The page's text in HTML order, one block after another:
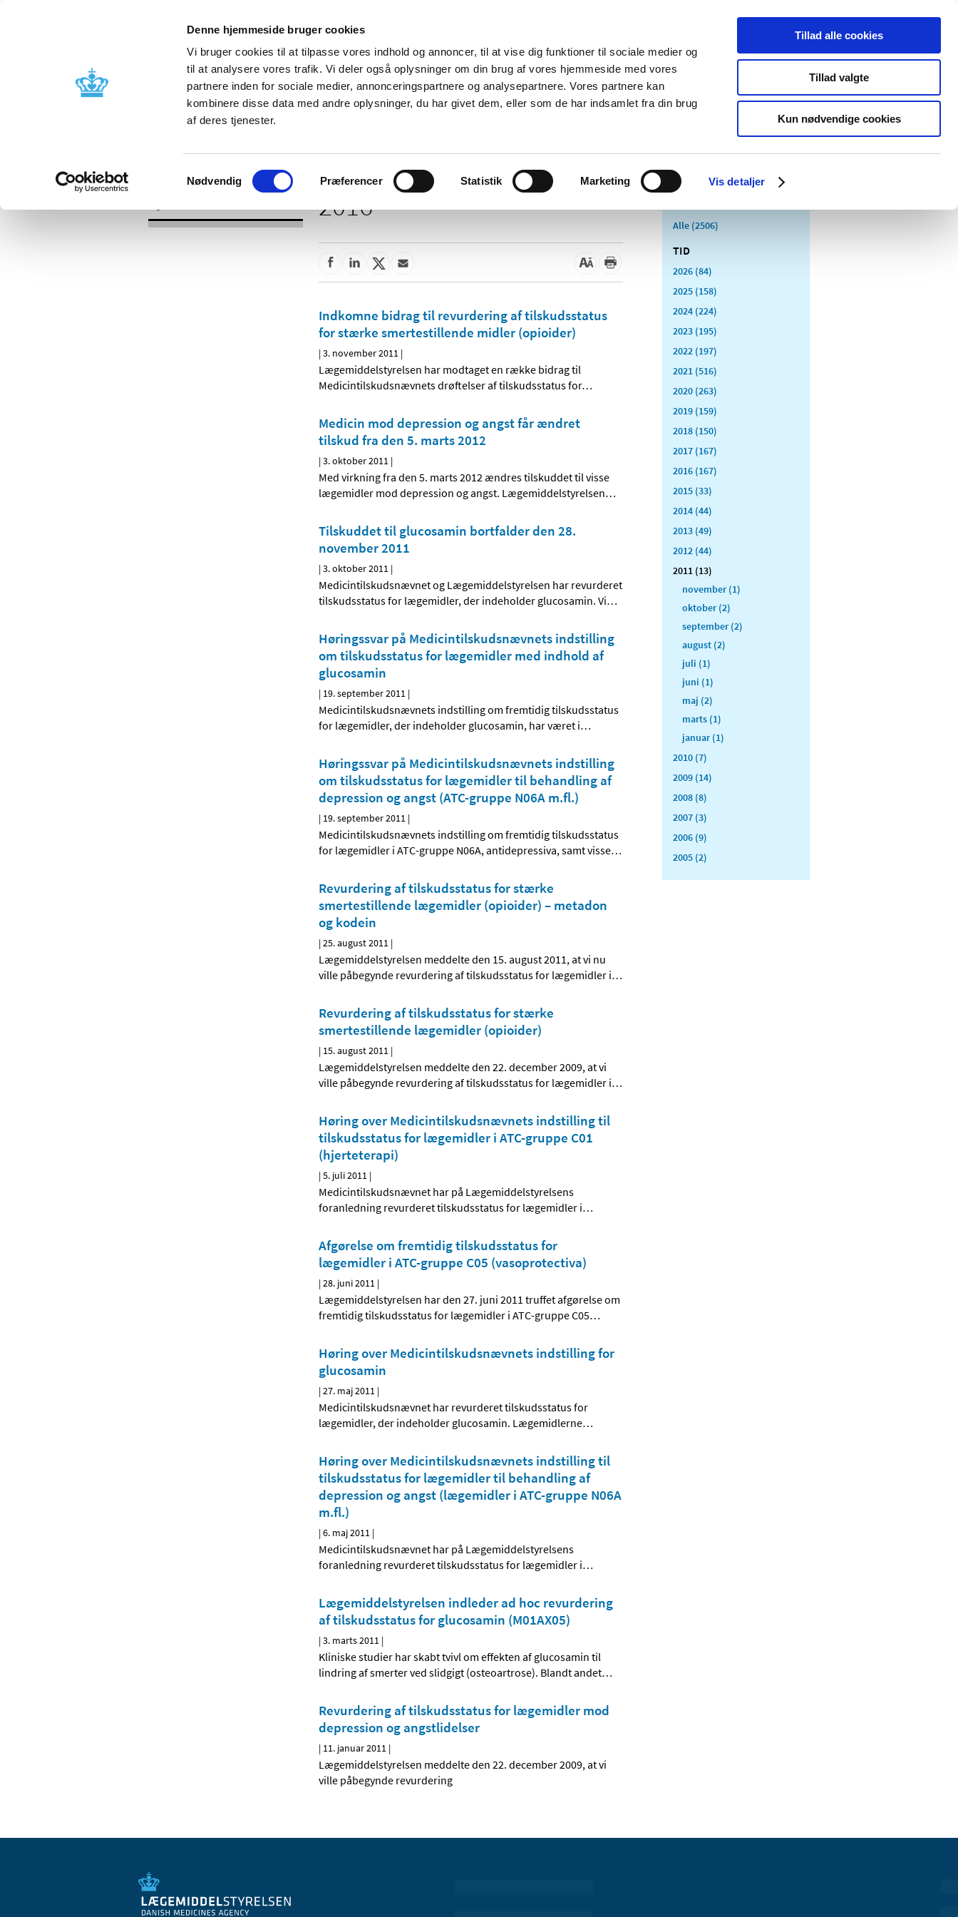
Denne hjemmeside bruger cookies
Vi bruger cookies til at tilpasse vores indhold og annoncer, til at vise dig funktioner til sociale medier og
til at analysere vores trafik. Vi deler også oplysninger om din brug af vores hjemmeside med vores
partnere inden for sociale medier, annonceringspartnere og analysepartnere. Vores partnere kan
kombinere disse data med andre oplysninger, du har givet dem, eller som de har indsamlet fra din brug
af deres tjenester.
Samtykkevalg
Nødvendig Præferencer Statistik Marketing Vis detaljer
Tillad alle cookies
Tillad valgte
Kun nødvendige cookies
Nyheder Om os Kontakt Udgivelser
Godkendelse og
Bivirkninger og
produktinformation
Tilskud og
Apoteker og salg af
Medicinsk
Særlige
produktområder
2016
Indkomne bidrag til revurdering af tilskudsstatus
for stærke smertestillende midler (opioider)
|3. november 2011 |
Lægemiddelstyrelsen har modtaget en række bidrag til
Medicintilskudsnævnets drøftelser af tilskudsstatus for…
Medicin mod depression og angst får ændret
tilskud fra den 5. marts 2012
|3. oktober 2011 |
Med virkning fra den 5. marts 2012 ændres tilskuddet til visse
lægemidler mod depression og angst. Lægemiddelstyrelsen…
Tilskuddet til glucosamin bortfalder den 28.
november 2011
|3. oktober 2011 |
Medicintilskudsnævnet og Lægemiddelstyrelsen har revurderet
tilskudsstatus for lægemidler, der indeholder glucosamin. Vi…
Høringssvar på Medicintilskudsnævnets indstilling
om tilskudsstatus for lægemidler med indhold af
glucosamin
| 19. september 2011 |
Medicintilskudsnævnets indstilling om fremtidig tilskudsstatus
for lægemidler, der indeholder glucosamin, har været i…
Høringssvar på Medicintilskudsnævnets indstilling
om tilskudsstatus for lægemidler til behandling af
depression og angst (ATC-gruppe N06A m.fl.)
| 19. september 2011 |
Medicintilskudsnævnets indstilling om fremtidig tilskudsstatus
for lægemidler i ATC-gruppe N06A, antidepressiva, samt visse…
Revurdering af tilskudsstatus for stærke
smertestillende lægemidler (opioider) – metadon
og kodein
|25. august 2011 |
Lægemiddelstyrelsen meddelte den 15. august 2011, at vi nu
ville påbegynde revurdering af tilskudsstatus for lægemidler i…
Revurdering af tilskudsstatus for stærke
smertestillende lægemidler (opioider)
| 15. august 2011 |
Lægemiddelstyrelsen meddelte den 22. december 2009, at vi
ville påbegynde revurdering af tilskudsstatus for lægemidler i…
Høring over Medicintilskudsnævnets indstilling til
tilskudsstatus for lægemidler i ATC-gruppe C01
(hjerteterapi)
|5. juli 2011 |
Medicintilskudsnævnet har på Lægemiddelstyrelsens
foranledning revurderet tilskudsstatus for lægemidler i…
Afgørelse om fremtidig tilskudsstatus for
lægemidler i ATC-gruppe C05 (vasoprotectiva)
|28. juni 2011 |
Lægemiddelstyrelsen har den 27. juni 2011 truffet afgørelse om
fremtidig tilskudsstatus for lægemidler i ATC-gruppe C05…
Høring over Medicintilskudsnævnets indstilling for
glucosamin
|27. maj 2011 |
Medicintilskudsnævnet har revurderet tilskudsstatus for
lægemidler, der indeholder glucosamin. Lægemidlerne…
Høring over Medicintilskudsnævnets indstilling til
tilskudsstatus for lægemidler til behandling af
depression og angst (lægemidler i ATC-gruppe N06A
m.fl.)
|6. maj 2011 |
Medicintilskudsnævnet har på Lægemiddelstyrelsens
foranledning revurderet tilskudsstatus for lægemidler i…
Lægemiddelstyrelsen indleder ad hoc revurdering
af tilskudsstatus for glucosamin (M01AX05)
|3. marts 2011 |
Kliniske studier har skabt tvivl om effekten af glucosamin til
lindring af smerter ved slidgigt (osteoartrose). Blandt andet…
Revurdering af tilskudsstatus for lægemidler mod
depression og angstlidelser
| 11. januar 2011 |
Lægemiddelstyrelsen meddelte den 22. december 2009, at vi
ville påbegynde revurdering
Alle (2506)
TID
2026 (84)
2025 (158)
2024 (224)
2023 (195)
2022 (197)
2021 (516)
2020 (263)
2019 (159)
2018 (150)
2017 (167)
2016 (167)
2015 (33)
2014 (44)
2013 (49)
2012 (44)
2011 (13)
november (1)
oktober (2)
september (2)
august (2)
juli (1)
juni (1)
maj (2)
marts (1)
januar (1)
2010 (7)
2009 (14)
2008 (8)
2007 (3)
2006 (9)
2005 (2)